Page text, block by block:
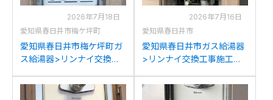
2026年7月18日
愛知県春日井市梅ケ坪町
愛知県春日井市梅ケ坪町ガ
ス給湯器>リンナイ交換工
2006SATからリンナイ
RUF-A2005SAT(C)への交
2026年7月16日
愛知県春日井市
愛知県春日井市ガス給湯器
>リンナイ交換工事施工事
2006SATからリンナイ
RUF-A2005SAT(C)への交